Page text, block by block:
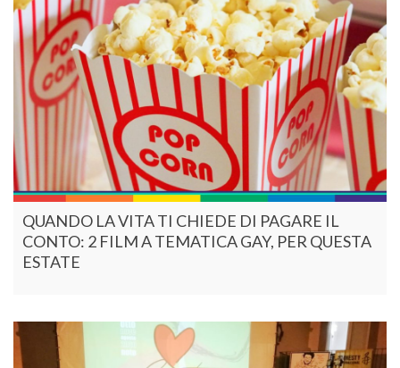
QUANDO LA VITA TI CHIEDE DI PAGARE IL
CONTO: 2 FILM A TEMATICA GAY, PER QUESTA
ESTATE